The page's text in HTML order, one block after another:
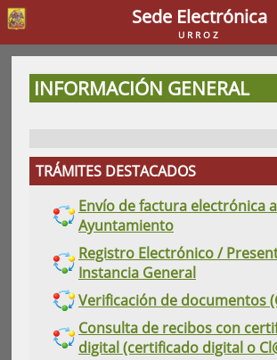
Sede Electrónica
URROZ
INFORMACIÓN GENERAL
TRÁMITES DESTACADOS
Envío de factura electrónica
Ayuntamiento
Registro Electrónico /
Instancia General
Verificación de documentos
Consulta de recibos con
digital (certificado digital o